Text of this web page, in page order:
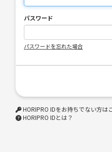
パスワード
パスワードを忘れた場合
HORIPRO IDをお持ちでない方は
HORIPRO IDとは？